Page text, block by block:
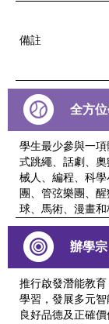
備註
全方
學生最少參與一
式跳繩、話劇、奧
械人、編程、科
團、管弦樂團、
球、馬術、漫畫和
辦學
推行啟發潛能教
學習，發展多元
良好品德及正確